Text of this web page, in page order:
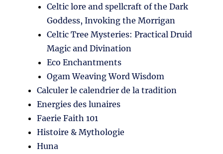
Celtic lore and spellcraft of the Dark
Goddess, Invoking the Morrigan
Celtic Tree Mysteries: Practical Druid
Magic and Divination
Eco Enchantments
Ogam Weaving Word Wisdom
Calculer le calendrier de la tradition
Energies des lunaires
Faerie Faith 101
Histoire & Mythologie
Huna